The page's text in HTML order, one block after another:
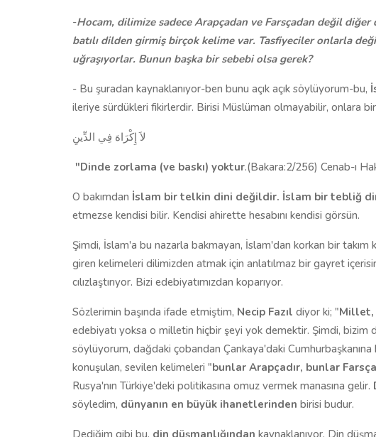
-Hocam, dilimize sadece Arapçadan ve Farsçadan değil
batılı dilden girmiş birçok kelime var. Tasfiyeciler onlarla
uğraşıyorlar. Bunun başka bir sebebi olsa gerek?
- Bu şuradan kaynaklanıyor-ben bunu açık açık söylüyorum-bu,
ileriye sürdükleri fikirlerdir. Birisi Müslüman olmayabilir, onlara
لاَ إِكْرَاهَ فِي الدِّينِ
"Dinde zorlama (ve baskı) yoktur.(Bakara:2/256) Cenab-ı
O bakımdan İslam bir telkin dini değildir. İslam bir tebliğ
etmezse kendisi bilir. Kendisi ahirette hesabını kendisi görsün.
Şimdi, İslam'a bu nazarla bakmayan, İslam'dan korkan bir takım
giren kelimeleri dilimizden atmak için anlatılmaz bir gayret
cılızlaştırıyor. Bizi edebiyatımızdan koparıyor.
Sözlerimin başında ifade etmiştim, Necip Fazıl diyor ki; "Millet,
edebiyatı yoksa o milletin hiçbir şeyi yok demektir. Şimdi, bizim
söylüyorum, dağdaki çobandan Çankaya'daki Cumhurbaşkanına
konuşulan, sevilen kelimeleri "bunlar Arapçadır, bunlar
Rusya'nın Türkiye'deki politikasına omuz vermek manasına gelir.
söyledim, dünyanın en büyük ihanetlerinden birisi budur.
Dediğim gibi bu, din düşmanlığından kaynaklanıyor. Din